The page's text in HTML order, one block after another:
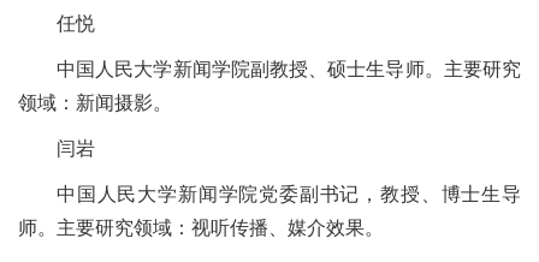
任悦
中国人民大学新闻学院副教授、硕士生导师。主要研究
领域：新闻摄影。
闫岩
中国人民大学新闻学院党委副书记，教授、博士生导
师。主要研究领域：视听传播、媒介效果。